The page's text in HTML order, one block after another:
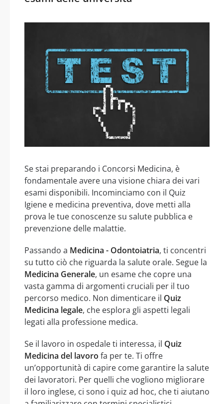
Se stai preparando i Concorsi Medicina, è
fondamentale avere una visione chiara dei vari
esami disponibili. Incominciamo con il Quiz
Igiene e medicina preventiva, dove metti alla
prova le tue conoscenze su salute pubblica e
prevenzione delle malattie.
Passando a Medicina - Odontoiatria, ti concentri
su tutto ciò che riguarda la salute orale. Segue la
Medicina Generale, un esame che copre una
vasta gamma di argomenti cruciali per il tuo
percorso medico. Non dimenticare il Quiz
Medicina legale, che esplora gli aspetti legali
legati alla professione medica.
Se il lavoro in ospedale ti interessa, il Quiz
Medicina del lavoro fa per te. Ti offre
un’opportunità di capire come garantire la salute
dei lavoratori. Per quelli che vogliono migliorare
il loro inglese, ci sono i quiz ad hoc, che ti aiutano